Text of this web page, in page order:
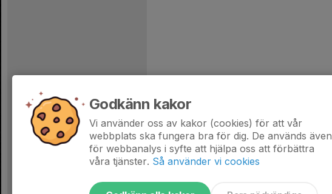
Godkänn kakor
Vi använder oss av kakor (cookies) för att vår
webbplats ska fungera bra för dig. De används även
för webbanalys i syfte att hjälpa oss att förbättra
våra tjänster. Så använder vi cookies